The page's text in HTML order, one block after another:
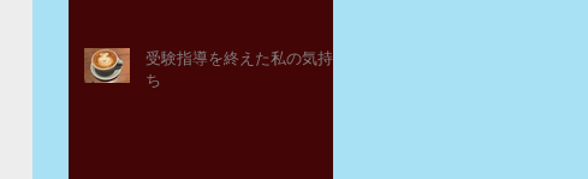
受験指導を終えた私の気持
ち